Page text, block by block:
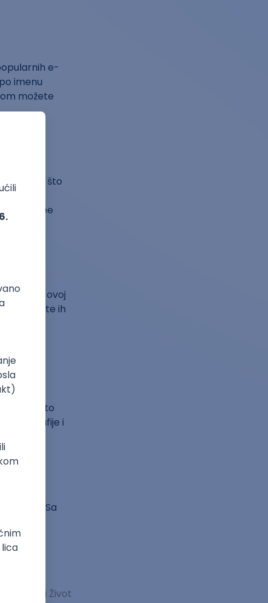
e-
imenu
možete
Nakon što
Od
Free
Na ovoj
obliku te ih
nešto
bibliografije i
Sa
Život